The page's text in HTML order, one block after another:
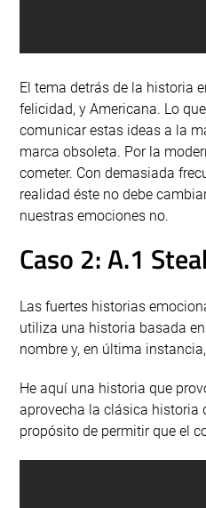
El tema detrás de la historia
felicidad, y Americana. Lo
comunicar estas ideas a la
marca obsoleta. Por la
cometer. Con demasiada
realidad éste no debe
nuestras emociones no.
Caso 2: A.1
Las fuertes historias
utiliza una historia basada
nombre y, en última
He aquí una historia que
aprovecha la clásica historia
propósito de permitir que el